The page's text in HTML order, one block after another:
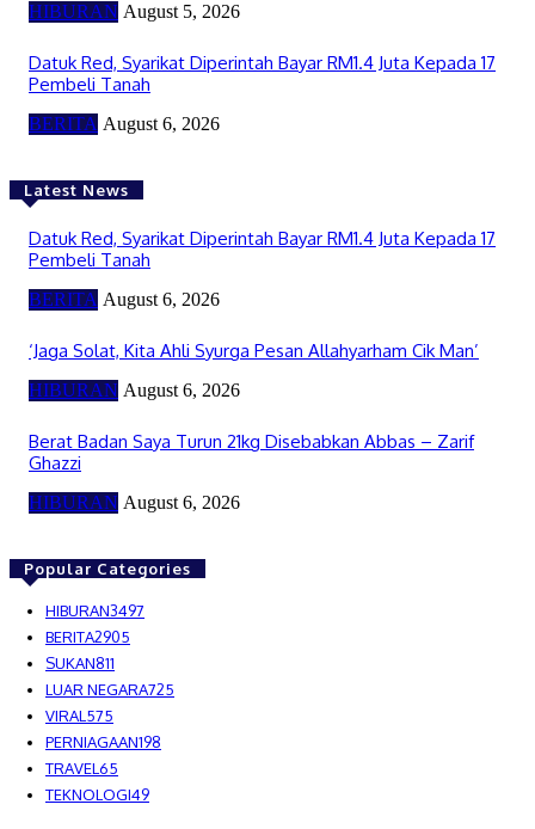
HIBURAN August 5, 2026
Datuk Red, Syarikat Diperintah Bayar RM1.4 Juta Kepada 17
Pembeli Tanah
BERITA August 6, 2026
Latest News
Datuk Red, Syarikat Diperintah Bayar RM1.4 Juta Kepada 17
Pembeli Tanah
BERITA August 6, 2026
‘Jaga Solat, Kita Ahli Syurga Pesan Allahyarham Cik Man’
HIBURAN August 6, 2026
Berat Badan Saya Turun 21kg Disebabkan Abbas – Zarif
Ghazzi
HIBURAN August 6, 2026
Popular Categories
HIBURAN3497
BERITA2905
SUKAN811
LUAR NEGARA725
VIRAL 575
PERNIAGAAN198
TRAVEL 65
TEKNOLOGI49